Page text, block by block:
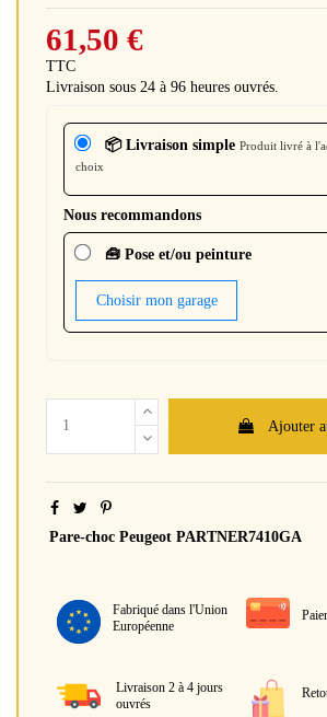
61,50 €
TTC
Livraison sous 24 à 96 heures ouvrés.
📦 Livraison simple Produit livré à
choix
Nous recommandons
🧰 Pose et/ou peinture
Choisir mon garage
Ajouter
Pare-choc Peugeot PARTNER7410GA
Fabriqué dans l'Union
Européenne
Livraison 2 à 4 jours
ouvrés